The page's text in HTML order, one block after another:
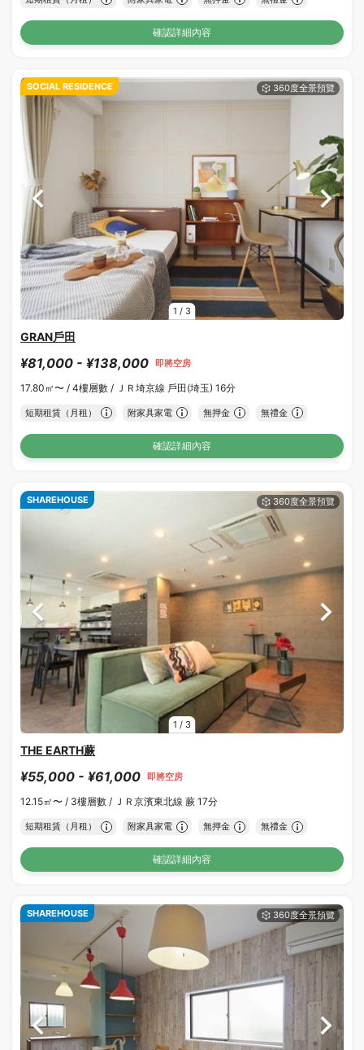
確認詳細內容
1 / 3
SOCIAL RESIDENCE
GRAN戶田
¥81,000 - ¥138,000 即將空房
17.80㎡〜 / 4樓層數 / ＪＲ埼京線 戶田(埼玉) 16分
短期租賃（月租） 附家具家電 無押金 無禮金
確認詳細內容
1 / 3
SHAREHOUSE
THE EARTH蕨
¥55,000 - ¥61,000 即將空房
12.15㎡〜 / 3樓層數 / ＪＲ京濱東北線 蕨 17分
短期租賃（月租） 附家具家電 無押金 無禮金
確認詳細內容
SHAREHOUSE